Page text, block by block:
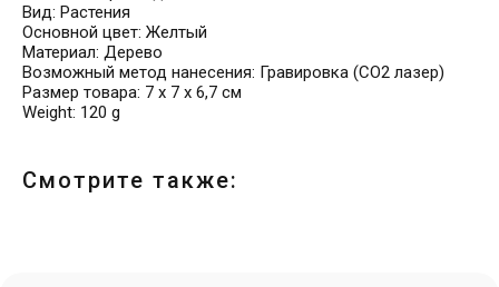
Вид: Растения
Основной цвет: Желтый
Материал: Дерево
Возможный метод нанесения: Гравировка (CO2 лазер)
Размер товара: 7 х 7 х 6,7 см
Weight: 120 g
Смотрите также: